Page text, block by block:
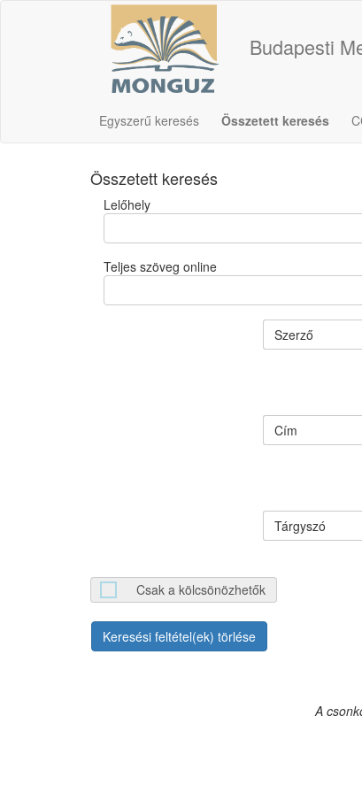
Budapesti
Egyszerű keresés Összetett keresés
Összetett keresés
Lelőhely
Teljes szöveg online
Szerző
Cím
Tárgyszó
Csak a kölcsönözhetők
Keresési feltétel(ek) törlése
A